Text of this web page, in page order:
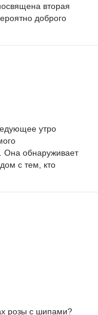
вторая
доброго
утро
Она обнаруживает
с тем, кто
розы с шипами?